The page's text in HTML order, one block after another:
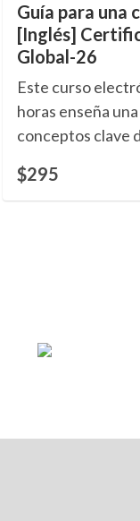
Guía para una
[Inglés]
Global-26
Este curso
horas enseña
conceptos clave
de Competencia
0,2 CEU. Idioma:
$295